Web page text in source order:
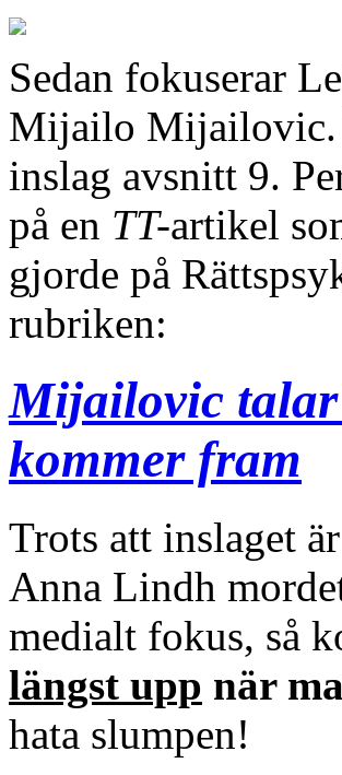
Sedan fokuserar
Mijailo Mijailovic.
inslag avsnitt 9.
på en TT-artikel
gjorde på
rubriken:
Mijailovic talar
kommer fram
Trots att inslaget
Anna Lindh
medialt fokus, så
längst upp när
hata slumpen!